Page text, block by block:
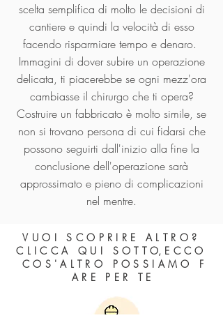
scelta semplifica di molto le decisioni di
cantiere e quindi la velocità di esso
facendo risparmiare tempo e denaro.
Immagini di dover subire un operazione
delicata, ti piacerebbe se ogni mezz'ora
cambiasse il chirurgo che ti opera?
Costruire un fabbricato è molto simile, se
non si trovano persona di cui fidarsi che
possono seguirti dall'inizio alla fine la
conclusione dell'operazione sarà
approssimato e pieno di complicazioni
nel mentre.
V U O I S C O P R I R E A L T R O ?
C L I C C A Q U I S O T T O, E C C O
C O S ' A L T R O P O S S I A M O F
A R E P E R T E